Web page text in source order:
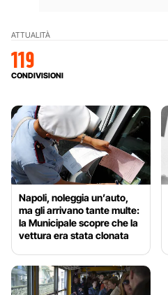
ATTUALITÀ
119
CONDIVISIONI
Napoli, noleggia un’auto,
ma gli arrivano tante multe:
la Municipale scopre che la
vettura era stata clonata